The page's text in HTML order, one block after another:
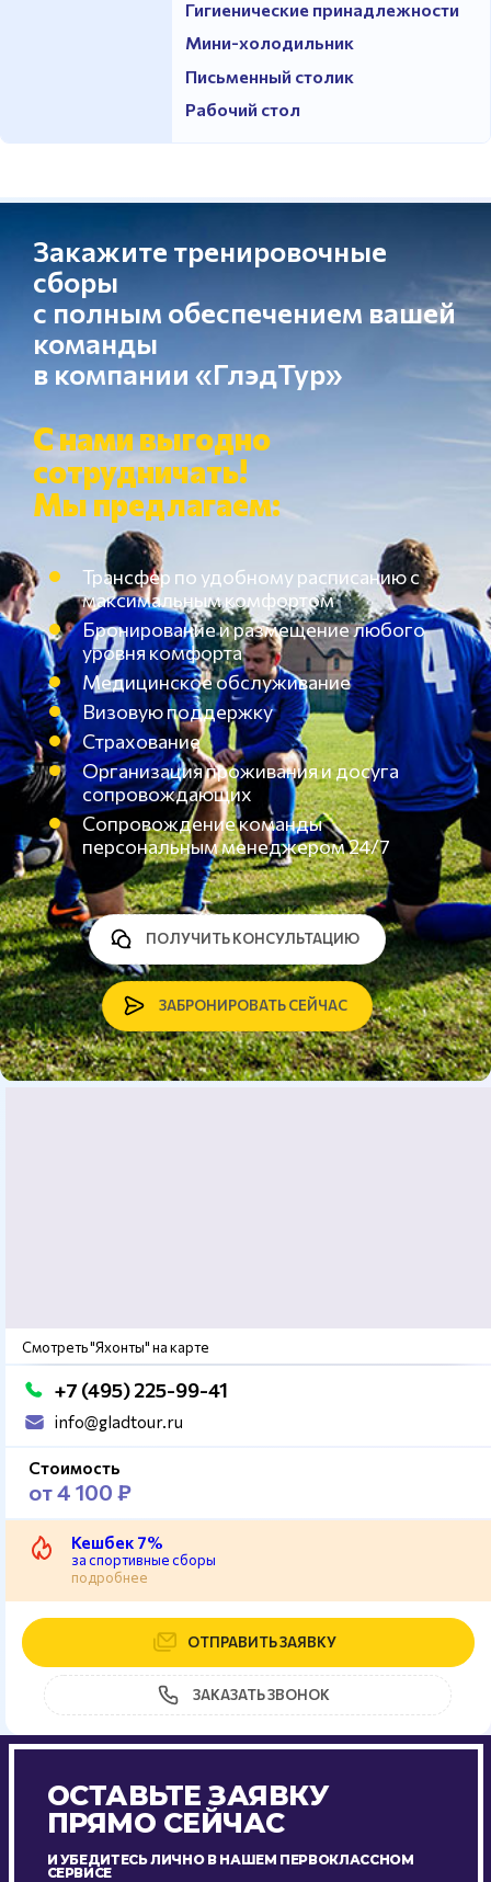
Гигиенические принадлежности
Мини-холодильник
Письменный столик
Рабочий стол
Закажите тренировочные
сборы
с полным обеспечением вашей
команды
в компании «ГлэдТур»
С нами выгодно
сотрудничать!
Мы предлагаем:
Трансфер по удобному расписанию с
максимальным комфортом
Бронирование и размещение любого
уровня комфорта
Медицинское обслуживание
Визовую поддержку
Страхование
Организация проживания и досуга
сопровождающих
Сопровождение команды
персональным менеджером 24/7
ЗАБРОНИРОВАТЬ СЕЙЧАС
ПОЛУЧИТЬ КОНСУЛЬТАЦИЮ
Смотреть "Яхонты" на карте
+7 (495) 225-99-41
info@gladtour.ru
Стоимость
от 4 100 ₽
Кешбек 7%
за спортивные сборы
подробнее
ОТПРАВИТЬ ЗАЯВКУ
ЗАКАЗАТЬ ЗВОНОК
ОСТАВЬТЕ ЗАЯВКУ
ПРЯМО СЕЙЧАС
И УБЕДИТЕСЬ ЛИЧНО В НАШЕМ ПЕРВОКЛАССНОМ
СЕРВИСЕ